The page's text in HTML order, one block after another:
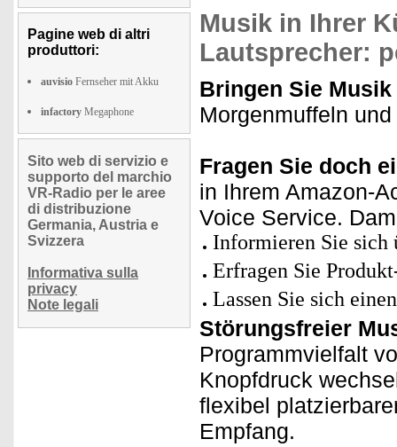
Pagine web di altri
produttori:
auvisio Fernseher mit Akku
infactory Megaphone
Sito web di servizio e
supporto del marchio
VR-Radio per le aree
di distribuzione
Germania, Austria e
Svizzera
Informativa sulla
privacy
Note legali
Musik in Ihrer
Lautsprecher:
Bringen Sie
Morgenmuffeln
Fragen Sie doch
in Ihrem Amazon-
Voice Service.
Informieren Sie sich
Erfragen Sie
Lassen Sie sich
Störungsfreier
Programmvielfalt
Knopfdruck
flexibel
Empfang.